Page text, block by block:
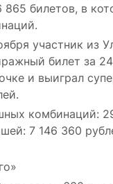
865 билетов, в
участник из
билет за
и выиграл
комбинаций:
7 146 360